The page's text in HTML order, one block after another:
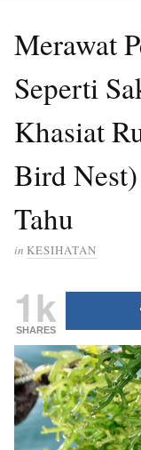
Merawat
Seperti
Khasiat
Bird
Tahu
in KESIHATAN
1k
SHARES